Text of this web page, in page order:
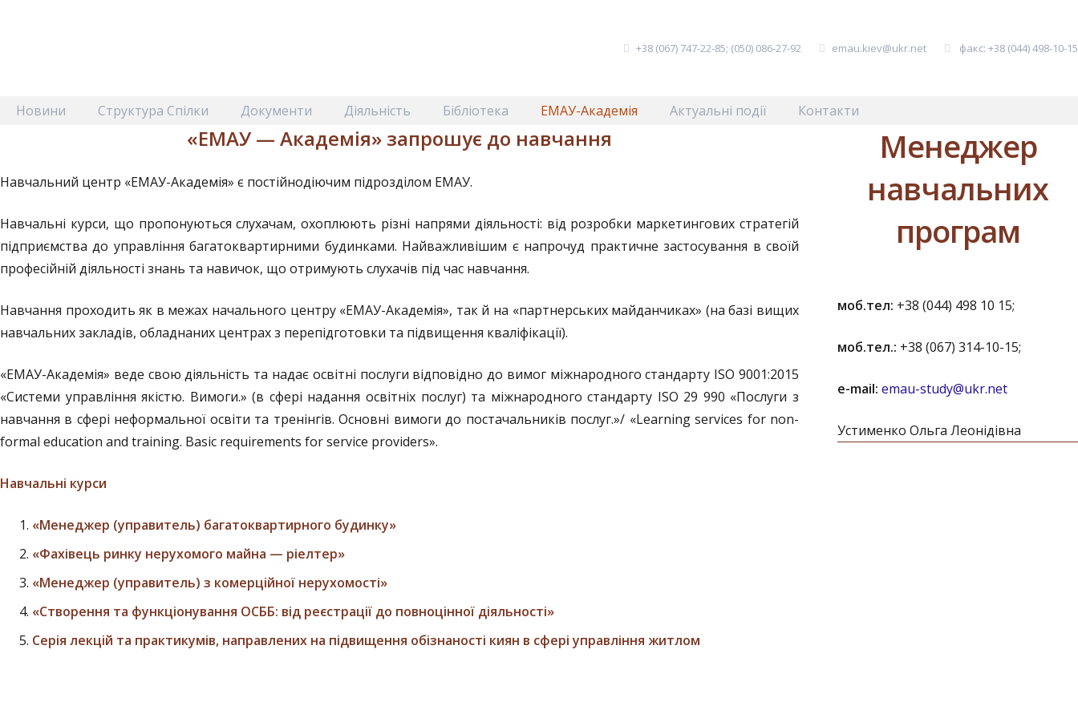
+38 (067) 747-22-85; (050) 086-27-92 emau.kiev@ukr.net факс: +38 (044) 498-10-15
Новини Структура Спілки Документи Діяльність Бібліотека ЕМАУ-Академія Актуальні події Контакти
«ЕМАУ — Академія» запрошує до навчання
Навчальний центр «ЕМАУ-Академія» є постійнодіючим підрозділом ЕМАУ.
Навчальні курси, що пропонуються слухачам, охоплюють різні напрями діяльності: від розробки маркетингових стратегій
підприємства до управління багатоквартирними будинками. Найважливішим є напрочуд практичне застосування в своїй
професійній діяльності знань та навичок, що отримують слухачів під час навчання.
Навчання проходить як в межах начального центру «ЕМАУ-Академія», так й на «партнерських майданчиках» (на базі вищих
навчальних закладів, обладнаних центрах з перепідготовки та підвищення кваліфікації).
«ЕМАУ-Академія» веде свою діяльність та надає освітні послуги відповідно до вимог міжнародного стандарту ISO 9001:2015
«Системи управління якістю. Вимоги.» (в сфері надання освітніх послуг) та міжнародного стандарту ISO 29 990 «Послуги з
навчання в сфері неформальної освіти та тренінгів. Основні вимоги до постачальників послуг.»/ «Learning services for non-
formal education and training. Basic requirements for service providers».
Навчальні курси
«Менеджер (управитель) багатоквартирного будинку»
«Фахівець ринку нерухомого майна — ріелтер»
«Менеджер (управитель) з комерційної нерухомості»
«Створення та функціонування ОСББ: від реєстрації до повноцінної діяльності»
Серія лекцій та практикумів, направлених на підвищення обізнаності киян в сфері управління житлом
Менеджер
навчальних
програм
моб.тел: +38 (044) 498 10 15;
моб.тел.: +38 (067) 314-10-15;
e-mail: emau-study@ukr.net
Устименко Ольга Леонідівна